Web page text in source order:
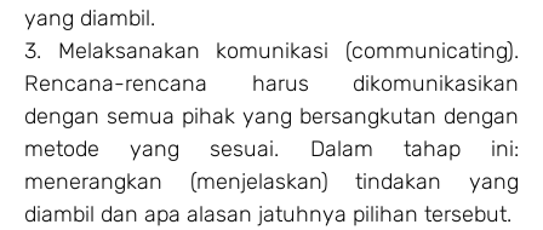
yang diambil.
3. Melaksanakan komunikasi (communicating).
Rencana-rencana harus dikomunikasikan
dengan semua pihak yang bersangkutan dengan
metode yang sesuai. Dalam tahap ini:
menerangkan (menjelaskan) tindakan yang
diambil dan apa alasan jatuhnya pilihan tersebut.